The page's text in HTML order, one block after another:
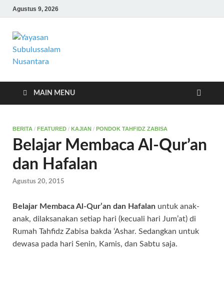
Agustus 9, 2026
MAIN MENU
BERITA / FEATURED / KAJIAN / PONDOK TAHFIDZ ZABISA
Belajar Membaca Al-Qur’an
dan Hafalan
Agustus 20, 2015
Belajar Membaca Al-Qur’an dan Hafalan untuk anak-
anak, dilaksanakan setiap hari (kecuali hari Jum’at) di
Rumah Tahfidz Zabisa bakda ‘Ashar. Sedangkan untuk
dewasa pada hari Senin, Kamis, dan Sabtu saja.